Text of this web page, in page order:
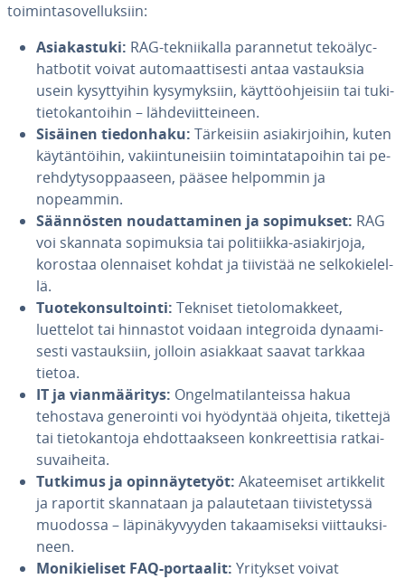
toi­min­ta­so­vel­luk­siin:
Asia­kas­tu­ki: RAG-tek­nii­kal­la pa­ran­ne­tut te­ko­ä­lyc­
hat­bo­tit voivat au­to­maat­ti­ses­ti antaa vas­tauk­sia
usein ky­syt­tyi­hin ky­sy­myk­siin, käyt­tö­oh­jei­siin tai tu­ki­
tie­to­kan­toi­hin – läh­de­viit­tei­neen.
Sisäinen tie­don­ha­ku: Tär­kei­siin asia­kir­joi­hin, kuten
käy­tän­töi­hin, va­kiin­tu­nei­siin toi­min­ta­ta­poi­hin tai pe­
reh­dy­ty­sop­paa­seen, pääsee helpommin ja
nopeammin.
Sään­nös­ten nou­dat­ta­mi­nen ja so­pi­muk­set: RAG
voi skannata so­pi­muk­sia tai po­li­tiik­ka-asia­kir­jo­ja,
korostaa olen­nai­set kohdat ja tiivistää ne sel­ko­kie­lel­
lä.
Tuo­te­kon­sul­toin­ti: Tekniset tie­to­lo­mak­keet,
luettelot tai hinnastot voidaan in­tegroi­da dy­naa­mi­
ses­ti vas­tauk­siin, jolloin asiakkaat saavat tarkkaa
tietoa.
IT ja vian­mää­ri­tys: On­gel­ma­ti­lan­teis­sa hakua
tehostava ge­ne­roin­ti voi hyödyntää ohjeita, tikettejä
tai tie­to­kan­to­ja eh­dot­taak­seen konk­reet­ti­sia rat­kai­
su­vai­hei­ta.
Tutkimus ja opin­näy­te­työt: Aka­tee­mi­set ar­tik­ke­lit
ja raportit skan­na­taan ja pa­lau­te­taan tii­vis­te­tys­sä
muodossa – lä­pi­nä­ky­vyy­den ta­kaa­mi­sek­si viit­tauk­si­
neen.
Mo­ni­kie­li­set FAQ-portaalit: Yritykset voivat